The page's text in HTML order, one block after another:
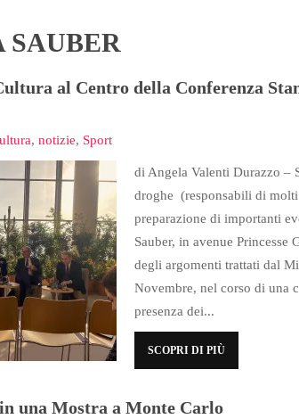
al Centro della Conferenza
, notizie, Sport
di Angela Valenti Durazzo –
droghe (responsabili di
preparazione di importanti
Sauber, in avenue
degli argomenti trattati dal
Novembre, nel corso di una
presenza dei...
SCOPRI DI PIÙ
una Mostra a Monte Carlo